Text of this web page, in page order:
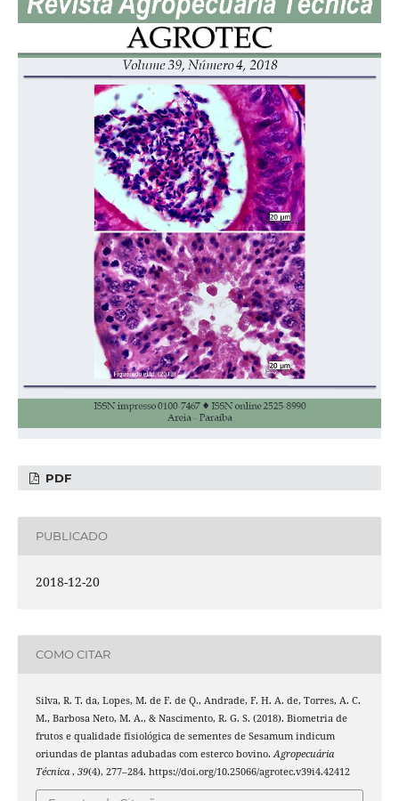
PDF
PUBLICADO
2018-12-20
COMO CITAR
Silva, R. T. da, Lopes, M. de F. de Q., Andrade, F. H. A. de, Torres, A. C.
M., Barbosa Neto, M. A., & Nascimento, R. G. S. (2018). Biometria de
frutos e qualidade fisiológica de sementes de Sesamum indicum
oriundas de plantas adubadas com esterco bovino.Agropecuária
Técnica , 39(4), 277–284. https://doi.org/10.25066/agrotec.v39i4.42412